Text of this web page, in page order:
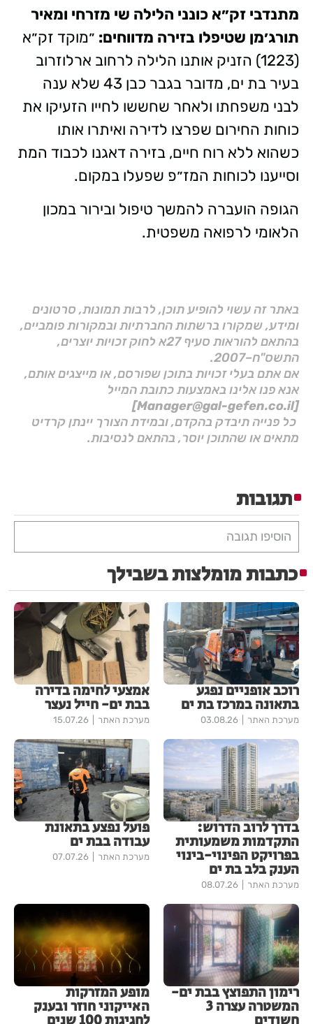
מתנדבי זק״א כונני הלילה שי מזרחי ומאיר
תורג׳מן שטיפלו בזירה מדווחים: ״מוקד זק״א
(1223) הזניק אותנו הלילה לרחוב ארלוזרוב
בעיר בת ים, מדובר בגבר כבן 43 שלא ענה
לבני משפחתו ולאחר שחששו לחייו הזעיקו את
כוחות החירום שפרצו לדירה ואיתרו אותו
כשהוא ללא רוח חיים, בזירה דאגנו לכבוד המת
וסייענו לכוחות המז״פ שפעלו במקום.
הגופה הועברה להמשך טיפול ובירור במכון
הלאומי לרפואה משפטית.
באתר זה עשוי להופיע תוכן, לרבות תמונות, סרטונים
ומידע, שמקורו ברשתות החברתיות ובמקורות פומביים,
בהתאם להוראות סעיף 27א לחוק זכויות יוצרים,
התשס"ח–2007.
אם אתם בעלי זכויות בתוכן שפורסם, או מייצגים אותם,
אנא פנו אלינו באמצעות כתובת המייל
[Manager@gal-gefen.co.il]
כל פנייה תיבדק בהקדם, ובמידת הצורך יינתן קרדיט
מתאים או שהתוכן יוסר, בהתאם לנסיבות.
תגובות
הוסיפו תגובה
כתבות מומלצות בשבילך
רוכב אופניים נפגע
בתאונה במרכז בת ים
מערכת האתר 03.08.26
אמצעי לחימה בדירה
בבת ים- חייל נעצר
מערכת האתר 15.07.26
בדרך לרוב הדרוש:
התקדמות משמעותית
בפרויקט הפינוי-בינוי
הענק בלב בת ים
מערכת האתר 08.07.26
פועל נפצע בתאונת
עבודה בבת ים
מערכת האתר 07.07.26
רימון התפוצץ בבת ים-
המשטרה עצרה 3
מופע המזרקות
האייקוני חוזר ובענק